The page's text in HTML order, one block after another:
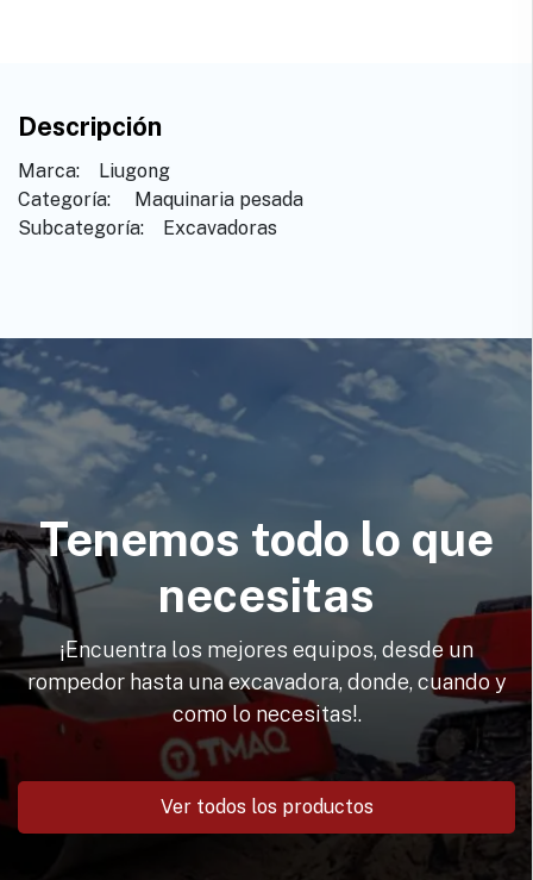
Descripción
Marca: ​ ​ Liugong
Categoría: ​ ​Maquinaria pesada
Subcategoría: ​ Excavadoras
Tenemos todo lo que
necesitas
¡Encuentra los mejores equipos, desde un
rompedor hasta una excavadora, donde, cuando y
como lo necesitas!.
Ver todos los productos